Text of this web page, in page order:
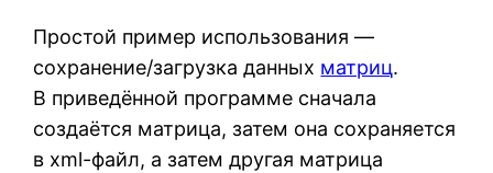
Простой пример использования —
сохранение/загрузка данных матриц.
В приведённой программе сначала
создаётся матрица, затем она сохраняется
в xml-файл, а затем другая матрица